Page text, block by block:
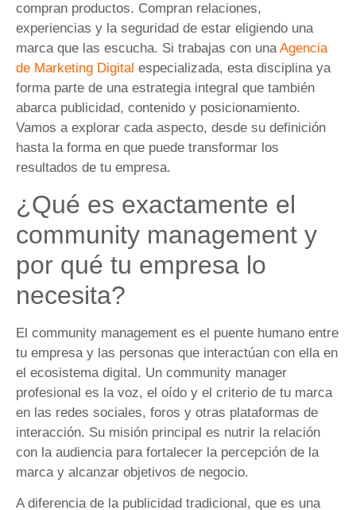
compran productos. Compran relaciones,
experiencias y la seguridad de estar eligiendo una
marca que las escucha. Si trabajas con unaAgencia
de Marketing Digital especializada, esta disciplina ya
forma parte de una estrategia integral que también
abarca publicidad, contenido y posicionamiento.
Vamos a explorar cada aspecto, desde su definición
hasta la forma en que puede transformar los
resultados de tu empresa.
¿Qué es exactamente el
community management y
por qué tu empresa lo
necesita?
El community management es el puente humano entre
tu empresa y las personas que interactúan con ella en
el ecosistema digital. Un community manager
profesional es la voz, el oído y el criterio de tu marca
en las redes sociales, foros y otras plataformas de
interacción. Su misión principal es nutrir la relación
con la audiencia para fortalecer la percepción de la
marca y alcanzar objetivos de negocio.
A diferencia de la publicidad tradicional, que es una